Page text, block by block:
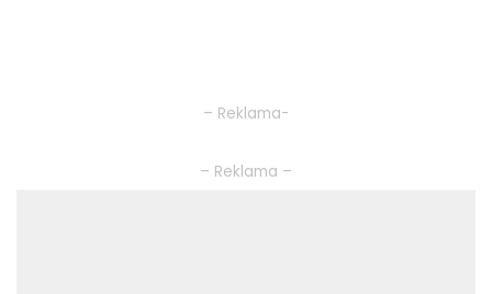
– Reklama-
– Reklama –